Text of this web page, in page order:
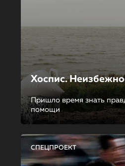
Хоспис.
Пришло время знать
помощи
СПЕЦПРОЕКТ